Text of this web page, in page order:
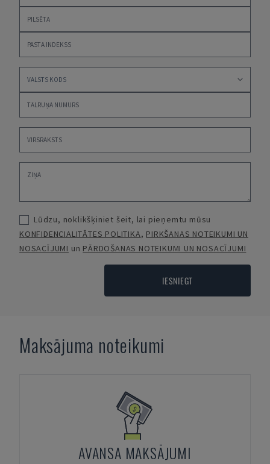
Lūdzu, noklikšķiniet šeit, lai pieņemtu mūsu
KONFIDENCIALITĀTES POLITIKA, PIRKŠANAS NOTEIKUMI UN
NOSACĪJUMI un PĀRDOŠANAS NOTEIKUMI UN NOSACĪJUMI
IESNIEGT
Maksājuma noteikumi
AVANSA MAKSĀJUMI